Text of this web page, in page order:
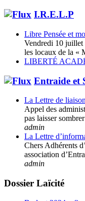
I.R.E.L.P
Libre Pensée et
Vendredi 10 juillet
les locaux de la «
LIBERTÉ
Entraide et
La Lettre de
Appel des
pas laisser
admin
La Lettre
Chers Adhérents
association
admin
Dossier Laïcité